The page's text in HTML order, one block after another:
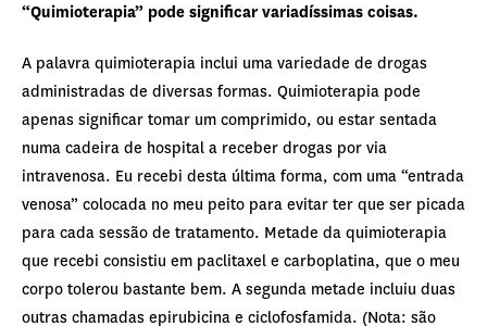
“Quimioterapia” pode significar variadíssimas coisas.
A palavra quimioterapia inclui uma variedade de drogas
administradas de diversas formas. Quimioterapia pode
apenas significar tomar um comprimido, ou estar sentada
numa cadeira de hospital a receber drogas por via
intravenosa. Eu recebi desta última forma, com uma “entrada
venosa” colocada no meu peito para evitar ter que ser picada
para cada sessão de tratamento. Metade da quimioterapia
que recebi consistiu em paclitaxel e carboplatina, que o meu
corpo tolerou bastante bem. A segunda metade incluiu duas
outras chamadas epirubicina e ciclofosfamida. (Nota: são